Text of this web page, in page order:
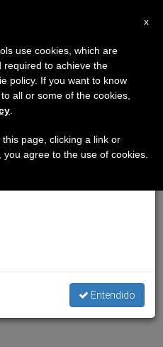
×
haremos la pausa
el periodo de verano
y también el
Entendido
x
use cookies, which are
required to achieve the
policy. If you want to know
all or some of the cookies,
page, clicking a link or
agree to the use of cookies.